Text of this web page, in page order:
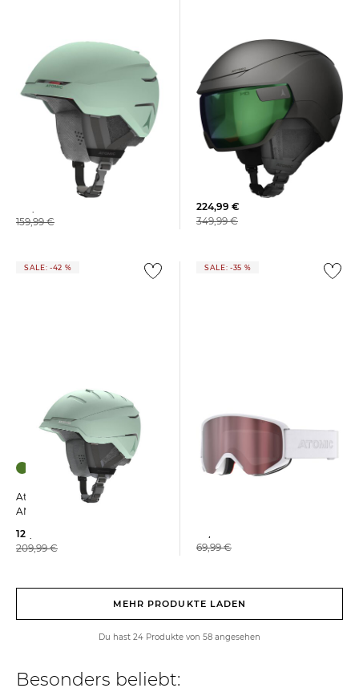
AMID PISTACHIO
159,99 €
AMID VISOR HD
224,99 €
349,99 €
SALE: -42 %
Atomic | Helm SAVOR GT
AMID
121,99 €
209,99 €
SALE: -35 %
69,99 €
MEHR PRODUKTE LADEN
Du hast 24 Produkte von 58 angesehen
Besonders beliebt: